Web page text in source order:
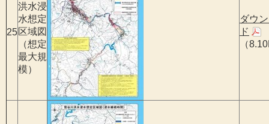
25
洪水浸
水想定
区域図
（想定
最大規
模）
ダウ
ド
（